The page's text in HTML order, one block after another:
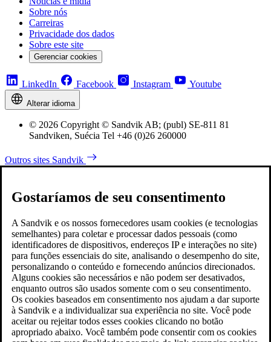
Sobre nós
Carreiras
Privacidade dos dados
Sobre este site
Gerenciar cookies
LinkedIn Facebook Instagram Youtube
Alterar idioma
© 2026 Copyright © Sandvik AB; (publ) SE-811 81
Sandviken, Suécia Tel +46 (0)26 260000
Outros sites Sandvik
Gostaríamos de seu consentimento
A Sandvik e os nossos fornecedores usam cookies (e tecnologias
semelhantes) para coletar e processar dados pessoais (como
identificadores de dispositivos, endereços IP e interações no site)
para funções essenciais do site, analisando o desempenho do site,
personalizando o conteúdo e fornecendo anúncios direcionados.
Alguns cookies são necessários e não podem ser desativados,
enquanto outros são usados somente com o seu consentimento.
Os cookies baseados em consentimento nos ajudam a dar suporte
à Sandvik e a individualizar sua experiência no site. Você pode
aceitar ou rejeitar todos esses cookies clicando no botão
apropriado abaixo. Você também pode consentir com os cookies